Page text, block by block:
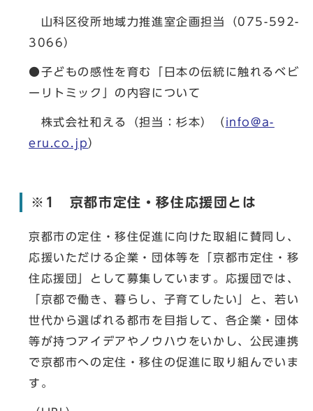
山科区役所地域力推進室企画担当（075-592-
3066）
●子どもの感性を育む「日本の伝統に触れるベビ
ーリトミック」の内容について
株式会社和える（担当：杉本）（ info@a-
eru.co.jp）
※1 京都市定住・移住応援団とは
京都市の定住・移住促進に向けた取組に賛同し、
応援いただける企業・団体等を「京都市定住・移
住応援団」として募集しています。応援団では、
「京都で働き、暮らし、子育てしたい」と、若い
世代から選ばれる都市を目指して、各企業・団体
等が持つアイデアやノウハウをいかし、公民連携
で京都市への定住・移住の促進に取り組んでいま
す。